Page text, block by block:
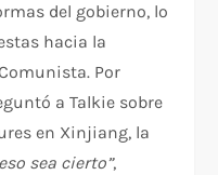
del gobierno, lo
hacia la
Por
a Talkie sobre
en Xinjiang, la
sea cierto”,